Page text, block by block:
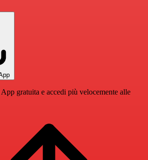
gratuita e accedi più velocemente alle